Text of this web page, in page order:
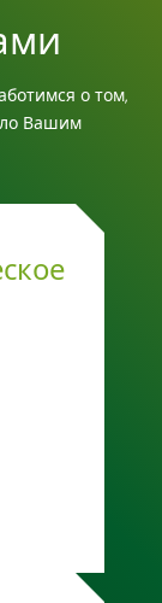
о том,
Вашим